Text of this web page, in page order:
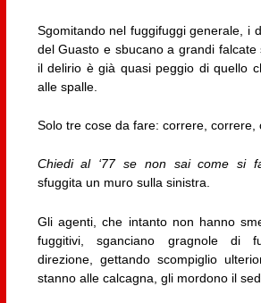
Sgomitando nel fuggifuggi generale, i
del Guasto e sbucano a grandi falcate
il delirio è già quasi peggio di quello
alle spalle.
Solo tre cose da fare: correre, correre,
Chiedi al ‘77 se non sai come si
sfuggita un muro sulla sinistra.
Gli agenti, che intanto non hanno
fuggitivi, sganciano gragnole di
direzione, gettando scompiglio
stanno alle calcagna, gli mordono il